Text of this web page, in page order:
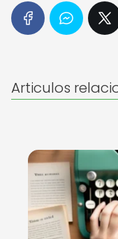
Articulos